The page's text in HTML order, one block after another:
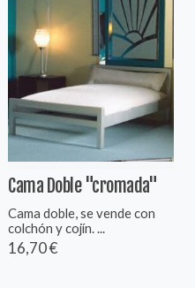
Cama Doble "cromada"
Cama doble, se vende con
colchón y cojín. ...
16,70 €